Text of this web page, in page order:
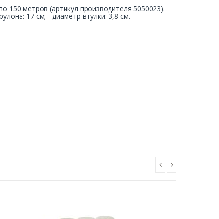
150 метров (артикул производителя 5050023).
17 см; - диаметр втулки: 3,8 см.